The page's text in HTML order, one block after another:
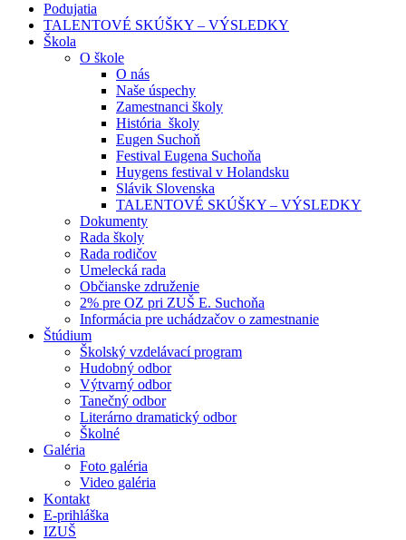
Podujatia
TALENTOVÉ SKÚŠKY – VÝSLEDKY
Škola
O škole
O nás
Naše úspechy
Zamestnanci školy
História školy
Eugen Suchoň
Festival Eugena Suchoňa
Huygens festival v Holandsku
Slávik Slovenska
TALENTOVÉ SKÚŠKY – VÝSLEDKY
Dokumenty
Rada školy
Rada rodičov
Umelecká rada
Občianske združenie
2% pre OZ pri ZUŠ E. Suchoňa
Informácia pre uchádzačov o zamestnanie
Štúdium
Školský vzdelávací program
Hudobný odbor
Výtvarný odbor
Tanečný odbor
Literárno dramatický odbor
Školné
Galéria
Foto galéria
Video galéria
Kontakt
E-prihláška
IZUŠ